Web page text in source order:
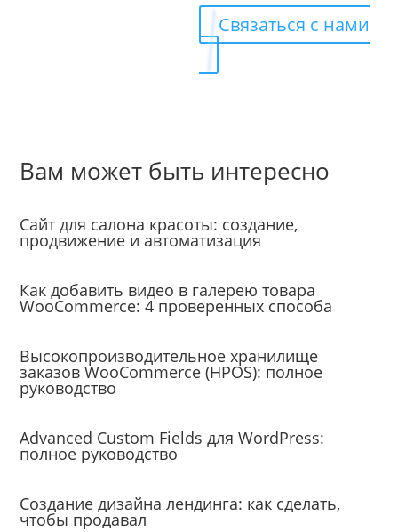
Связаться с нами
Вам может быть интересно
Сайт для салона красоты: создание,
продвижение и автоматизация
Как добавить видео в галерею товара
WooCommerce: 4 проверенных способа
Высокопроизводительное хранилище
заказов WooCommerce (HPOS): полное
руководство
Advanced Custom Fields для WordPress:
полное руководство
Создание дизайна лендинга: как сделать,
чтобы продавал